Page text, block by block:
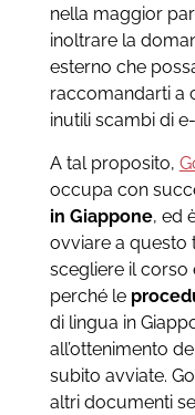
nella maggior
inoltrare la
esterno che
raccomandarti a
inutili scambi di
A tal proposito,
occupa con
in Giappone, ed
ovviare a questo
scegliere il corso
perché le
di lingua in
all’ottenimento
subito avviate.
altri documenti